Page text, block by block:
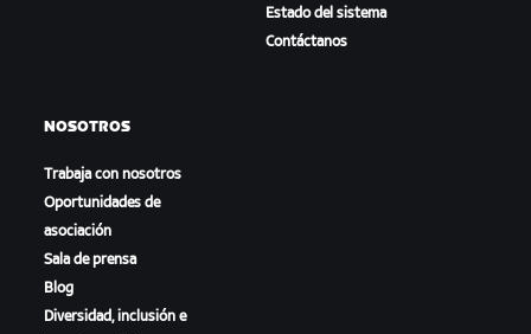
Estado del sistema
Contáctanos
NOSOTROS
Trabaja con nosotros
Oportunidades de
asociación
Sala de prensa
Blog
Diversidad, inclusión e